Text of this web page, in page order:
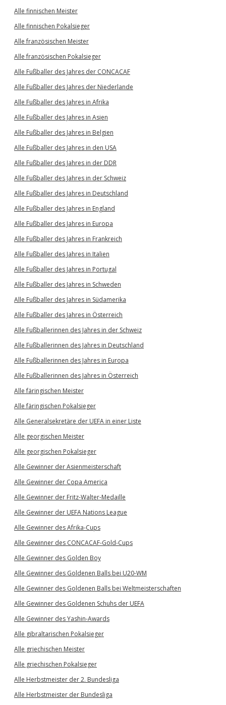
Alle finnischen Meister
Alle finnischen Pokalsieger
Alle französischen Meister
Alle französischen Pokalsieger
Alle Fußballer des Jahres der CONCACAF
Alle Fußballer des Jahres der Niederlande
Alle Fußballer des Jahres in Afrika
Alle Fußballer des Jahres in Asien
Alle Fußballer des Jahres in Belgien
Alle Fußballer des Jahres in den USA
Alle Fußballer des Jahres in der DDR
Alle Fußballer des Jahres in der Schweiz
Alle Fußballer des Jahres in Deutschland
Alle Fußballer des Jahres in England
Alle Fußballer des Jahres in Europa
Alle Fußballer des Jahres in Frankreich
Alle Fußballer des Jahres in Italien
Alle Fußballer des Jahres in Portugal
Alle Fußballer des Jahres in Schweden
Alle Fußballer des Jahres in Südamerika
Alle Fußballer des Jahres in Österreich
Alle Fußballerinnen des Jahres in der Schweiz
Alle Fußballerinnen des Jahres in Deutschland
Alle Fußballerinnen des Jahres in Europa
Alle Fußballerinnen des Jahres in Österreich
Alle färingischen Meister
Alle färingischen Pokalsieger
Alle Generalsekretäre der UEFA in einer Liste
Alle georgischen Meister
Alle georgischen Pokalsieger
Alle Gewinner der Asienmeisterschaft
Alle Gewinner der Copa America
Alle Gewinner der Fritz-Walter-Medaille
Alle Gewinner der UEFA Nations League
Alle Gewinner des Afrika-Cups
Alle Gewinner des CONCACAF-Gold-Cups
Alle Gewinner des Golden Boy
Alle Gewinner des Goldenen Balls bei U20-WM
Alle Gewinner des Goldenen Balls bei Weltmeisterschaften
Alle Gewinner des Goldenen Schuhs der UEFA
Alle Gewinner des Yashin-Awards
Alle gibraltarischen Pokalsieger
Alle griechischen Meister
Alle griechischen Pokalsieger
Alle Herbstmeister der 2. Bundesliga
Alle Herbstmeister der Bundesliga